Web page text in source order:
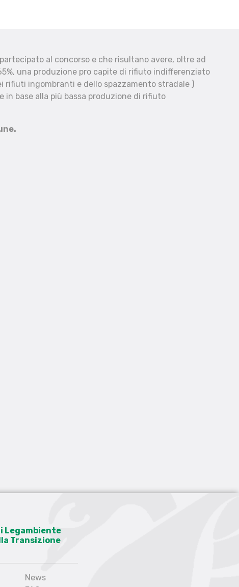
al concorso e che risultano avere, oltre ad
una produzione pro capite di rifiuto indifferenziato
rifiuti ingombranti e dello spazzamento stradale )
base alla più bassa produzione di rifiuto
Legambiente
Transizione
News